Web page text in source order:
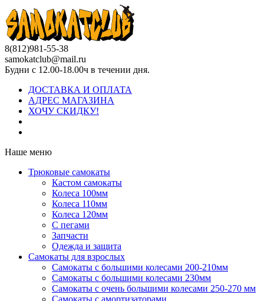
8(812)981-55-38
samokatclub@mail.ru
Будни с 12.00-18.00ч в течении дня.
ДОСТАВКА И ОПЛАТА
АДРЕС МАГАЗИНА
ХОЧУ СКИДКУ!
Наше меню
Трюковые самокаты
Кастом самокаты
Колеса 100мм
Колеса 110мм
Колеса 120мм
С пегами
Запчасти
Одежда и защита
Самокаты для взрослых
Самокаты с большими колесами 200-210мм
Самокаты с большими колесами 230мм
Самокаты с очень большими колесами 250-270 мм
Самокаты с амортизаторами